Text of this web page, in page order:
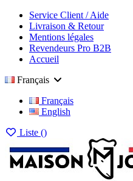
Service Client / Aide
Livraison & Retour
Mentions légales
Revendeurs Pro B2B
Accueil
Français
Français
English
Liste ()